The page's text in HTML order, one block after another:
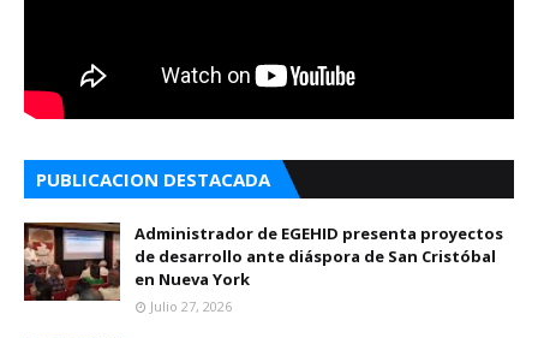
PUBLICACION DESTACADA
Administrador de EGEHID presenta proyectos
de desarrollo ante diáspora de San Cristóbal
en Nueva York
Julio 27, 2026